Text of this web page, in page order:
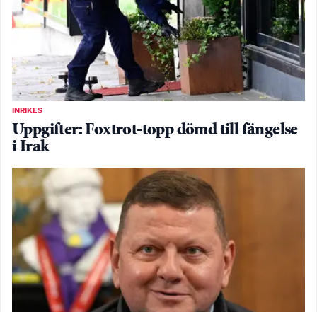
INRIKES
Uppgifter: Foxtrot-topp dömd till fängelse
i Irak